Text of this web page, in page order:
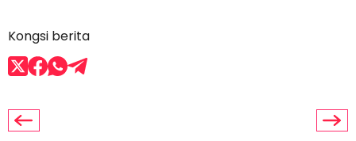
Kongsi berita